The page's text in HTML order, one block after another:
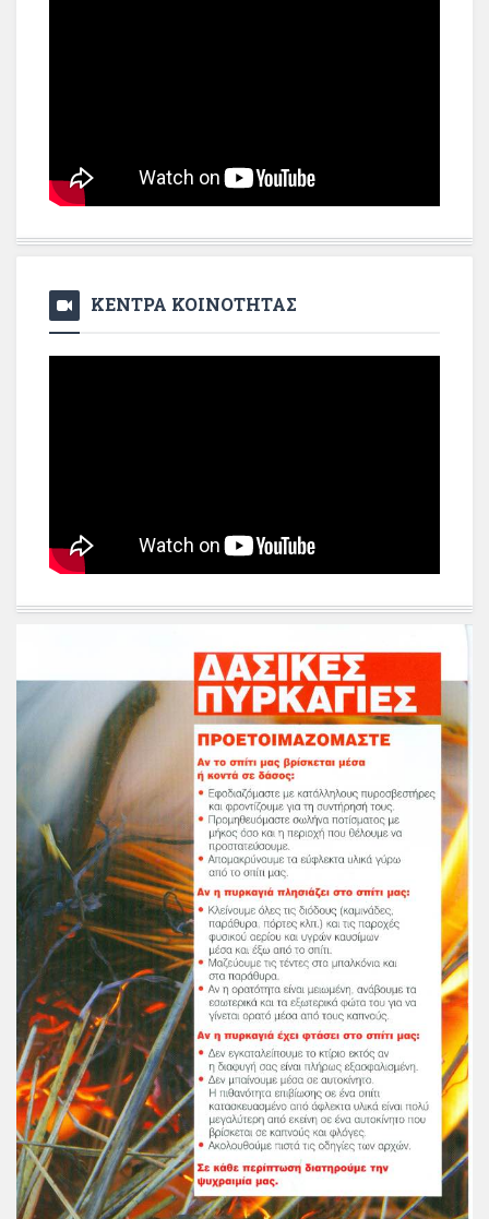
ΚΕΝΤΡΑ ΚΟΙΝΟΤΗΤΑΣ